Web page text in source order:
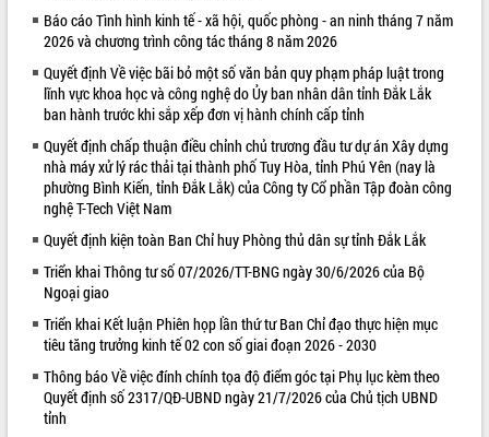
VIDEO
Loading the player...
Khám bệnh, cấp phát thuốc miễn phí
và tặng quà người dân xã Cư Pui
Hội nghị UBND tỉnh Đắk Lắk thường kỳ
tháng 7/2026
Lễ truy tặng danh hiệu “Bà Mẹ Việt
Nam Anh hùng” và trao Huân chương
Lao động
UBND tỉnh Đắk Lắk triển khai nhiệm
vụ 6 tháng cuối năm 2026
Kỳ họp thứ Hai, Hội đồng nhân dân
tỉnh khóa XI quyết nghị nhiều nội dung
quan trọng
Bí thư Tỉnh ủy Lương Nguyễn Minh
ALBUM ẢNH
Báo cáo Tình hình kinh tế - xã hội, quốc phòng - an ninh tháng 7 năm
2026 và chương trình công tác tháng 8 năm 2026
Quyết định Về việc bãi bỏ một số văn bản quy phạm pháp luật trong
lĩnh vực khoa học và công nghệ do Ủy ban nhân dân tỉnh Đắk Lắk
ban hành trước khi sắp xếp đơn vị hành chính cấp tỉnh
Quyết định chấp thuận điều chỉnh chủ trương đầu tư dự án Xây dựng
nhà máy xử lý rác thải tại thành phố Tuy Hòa, tỉnh Phú Yên (nay là
phường Bình Kiến, tỉnh Đắk Lắk) của Công ty Cổ phần Tập đoàn công
nghệ T-Tech Việt Nam
Quyết định kiện toàn Ban Chỉ huy Phòng thủ dân sự tỉnh Đắk Lắk
Triển khai Thông tư số 07/2026/TT-BNG ngày 30/6/2026 của Bộ
Ngoại giao
Triển khai Kết luận Phiên họp lần thứ tư Ban Chỉ đạo thực hiện mục
tiêu tăng trưởng kinh tế 02 con số giai đoạn 2026 - 2030
Thông báo Về việc đính chính tọa độ điểm góc tại Phụ lục kèm theo
Quyết định số 2317/QĐ-UBND ngày 21/7/2026 của Chủ tịch UBND
tỉnh